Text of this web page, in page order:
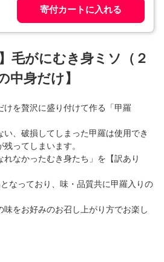
寄付カートに入れる
毛がにむき身ミソ（２
中身だけ】
けを贅沢に盛り付けて作る「甲羅
い、破損してしまった甲羅は使用でき
ってしまいます。
なかったむき身たち」を【訳あり
なっており、味・品質共に甲羅入りの
味をお好みのお召し上がり方でお楽し